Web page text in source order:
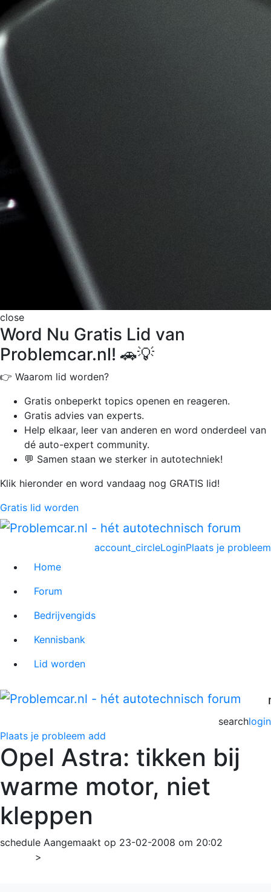
close
Word Nu Gratis Lid van
Problemcar.nl! 🚗💡
👉 Waarom lid worden?
Gratis onbeperkt topics openen en reageren.
Gratis advies van experts.
Help elkaar, leer van anderen en word onderdeel van
dé auto-expert community.
💬 Samen staan we sterker in autotechniek!
Klik hieronder en word vandaag nog GRATIS lid!
Gratis lid worden
Plaats je probleem
account_circleLogin
Home
Forum
Bedrijvengids
Kennisbank
Lid worden
login
search
Plaats je probleem add
Opel Astra: tikken bij
warme motor, niet
kleppen
schedule Aangemaakt op 23-02-2008 om 20:02
>